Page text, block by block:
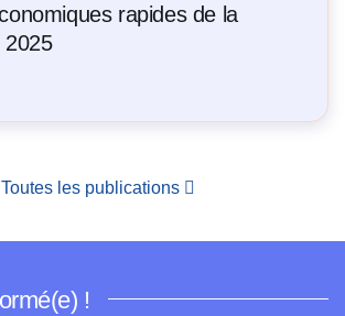
rapides de la
2025
Toutes les publications
!